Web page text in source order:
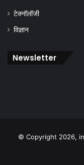
टेक्नॉलॉजी
विज्ञान
Newsletter
© Copyright 2026,